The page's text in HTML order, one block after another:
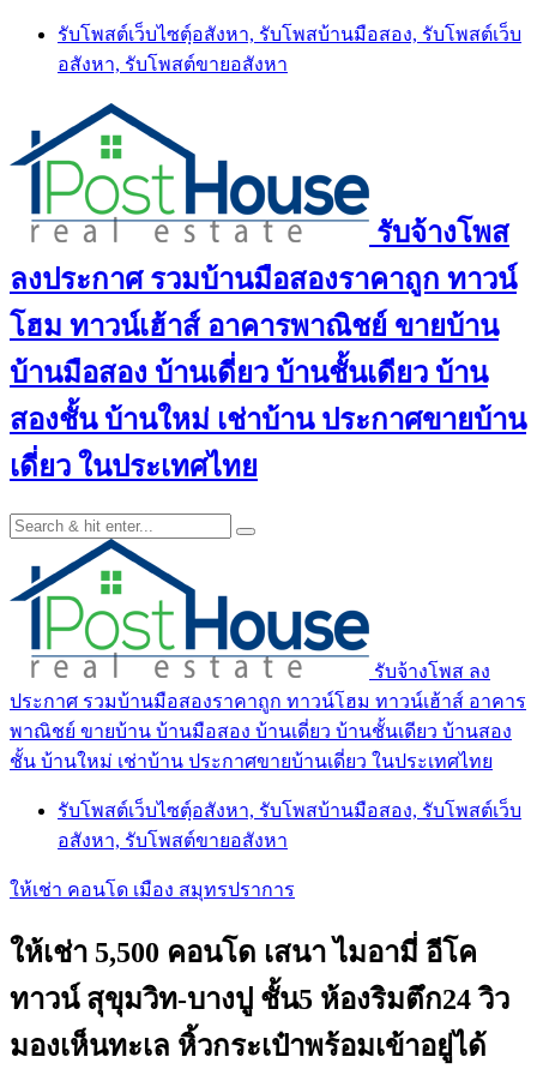
Skip
content
รับโพสต์เว็บไซตฺ์อสังหา, รับโพสบ้านมือสอง, รับโพสต์เว็บ
อสังหา, รับโพสต์ขายอสังหา
รับจ้างโพส
ลงประกาศ รวมบ้านมือสองราคาถูก ทาวน์
โฮม ทาวน์เฮ้าส์ อาคารพาณิชย์ ขายบ้าน
บ้านมือสอง บ้านเดี่ยว บ้านชั้นเดียว บ้าน
สองชั้น บ้านใหม่ เช่าบ้าน ประกาศขายบ้าน
เดี่ยว ในประเทศไทย
รับจ้างโพส ลง
ประกาศ รวมบ้านมือสองราคาถูก ทาวน์โฮม ทาวน์เฮ้าส์ อาคาร
พาณิชย์ ขายบ้าน บ้านมือสอง บ้านเดี่ยว บ้านชั้นเดียว บ้านสอง
ชั้น บ้านใหม่ เช่าบ้าน ประกาศขายบ้านเดี่ยว ในประเทศไทย
รับโพสต์เว็บไซตฺ์อสังหา, รับโพสบ้านมือสอง, รับโพสต์เว็บ
อสังหา, รับโพสต์ขายอสังหา
ให้เช่า คอนโด เมือง สมุทรปราการ
ให้เช่า 5,500 คอนโด เสนา ไมอามี่ อีโค
ทาวน์ สุขุมวิท-บางปู ชั้น5 ห้องริมตึก24 วิว
มองเห็นทะเล หิ้วกระเป๋าพร้อมเข้าอยู่ได้